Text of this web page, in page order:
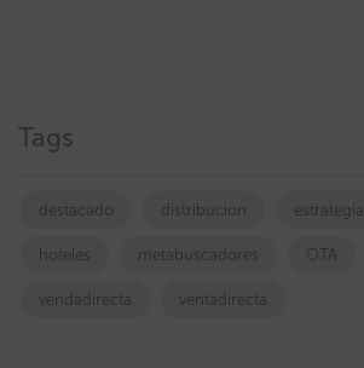
Tags
destacado distribucion estrategia
hoteles metabuscadores OTA
vendadirecta ventadirecta